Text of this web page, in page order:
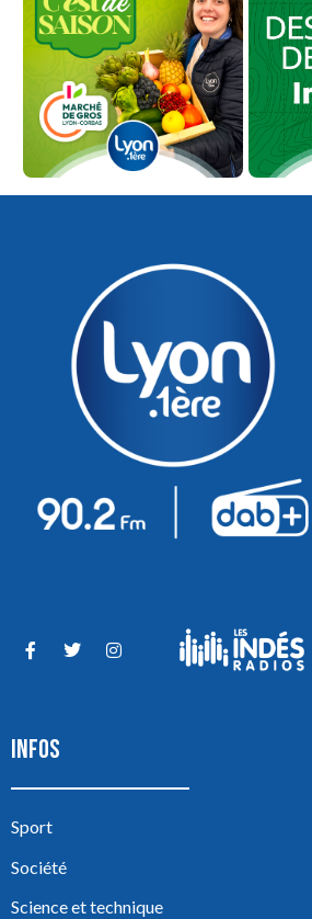
INFOS
Sport
Société
Science et technique